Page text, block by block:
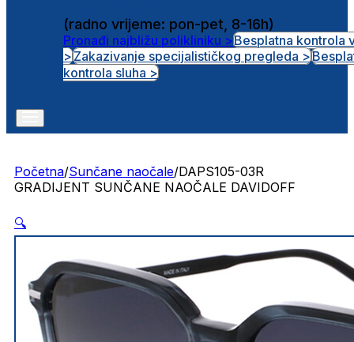
(radno vrijeme: pon-pet, 8-16h)
Pronađi najbližu polikliniku >Besplatna kontrola
>Zakazivanje specijalističkog pregleda >
kontrola sluha >
Početna/Sunčane naočale/DAPS105-03R
GRADIJENT SUNČANE NAOČALE DAVIDOFF
🔍